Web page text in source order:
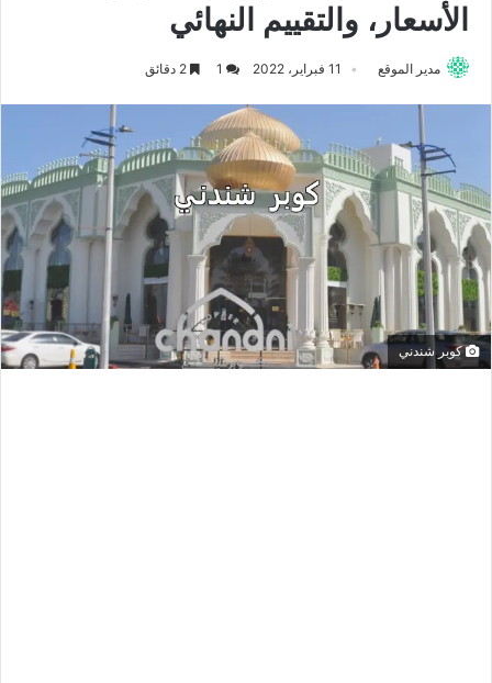
الأسعار، والتقييم النهائي
مدير الموقع 11 فبراير، 2022
كوبر شندني